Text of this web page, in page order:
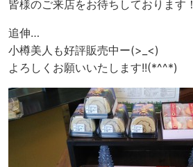
皆様のご来店をお待ちしております！
追伸…
小樽美人も好評販売中ー(>_<)
よろしくお願いいたします!!(*^^*)